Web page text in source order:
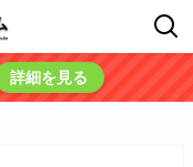
詳細を見る